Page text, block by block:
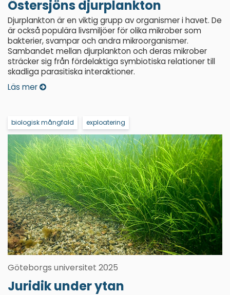
Östersjöns djurplankton
Djurplankton är en viktig grupp av organismer i havet. De
är också populära livsmiljöer för olika mikrober som
bakterier, svampar och andra mikroorganismer.
Sambandet mellan djurplankton och deras mikrober
sträcker sig från fördelaktiga symbiotiska relationer till
skadliga parasitiska interaktioner.
Läs mer
biologisk mångfald exploatering
Göteborgs universitet 2025
Juridik under ytan